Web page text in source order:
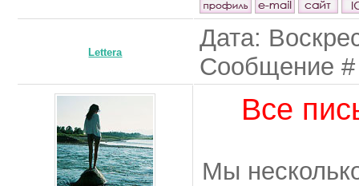
Lettera
Дата:
Сообщение
Все
Мы